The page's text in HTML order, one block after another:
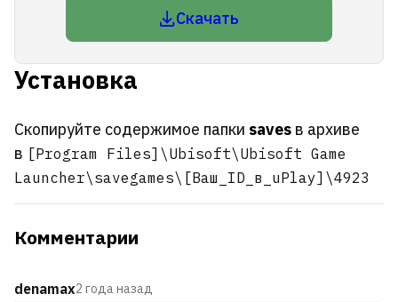
Скачать
Установка
Скопируйте содержимое папки saves в архиве
в [Program Files]\Ubisoft\Ubisoft Game
Launcher\savegames\[Ваш_ID_в_uPlay]\4923
Комментарии
denamax2 года назад